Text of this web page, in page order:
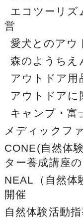
エコツーリ
営
愛犬とのアウ
森のようちえ
アウトドア用
アウトドアに
キャンプ・富
メディックフ
CONE(自然体
ター養成講座
NEAL（自然体
開催
自然体験活動